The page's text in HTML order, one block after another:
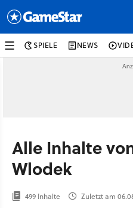
SPIELE NEWS
Alle Inhalte
Wlodek
499 Inhalte Zuletzt am